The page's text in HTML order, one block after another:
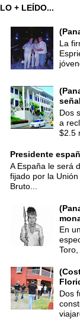
LO + LEÍDO...
La
Dos
a
$2.5
Presidente
A España le será
fijado por la
Bruto...
En
Dos